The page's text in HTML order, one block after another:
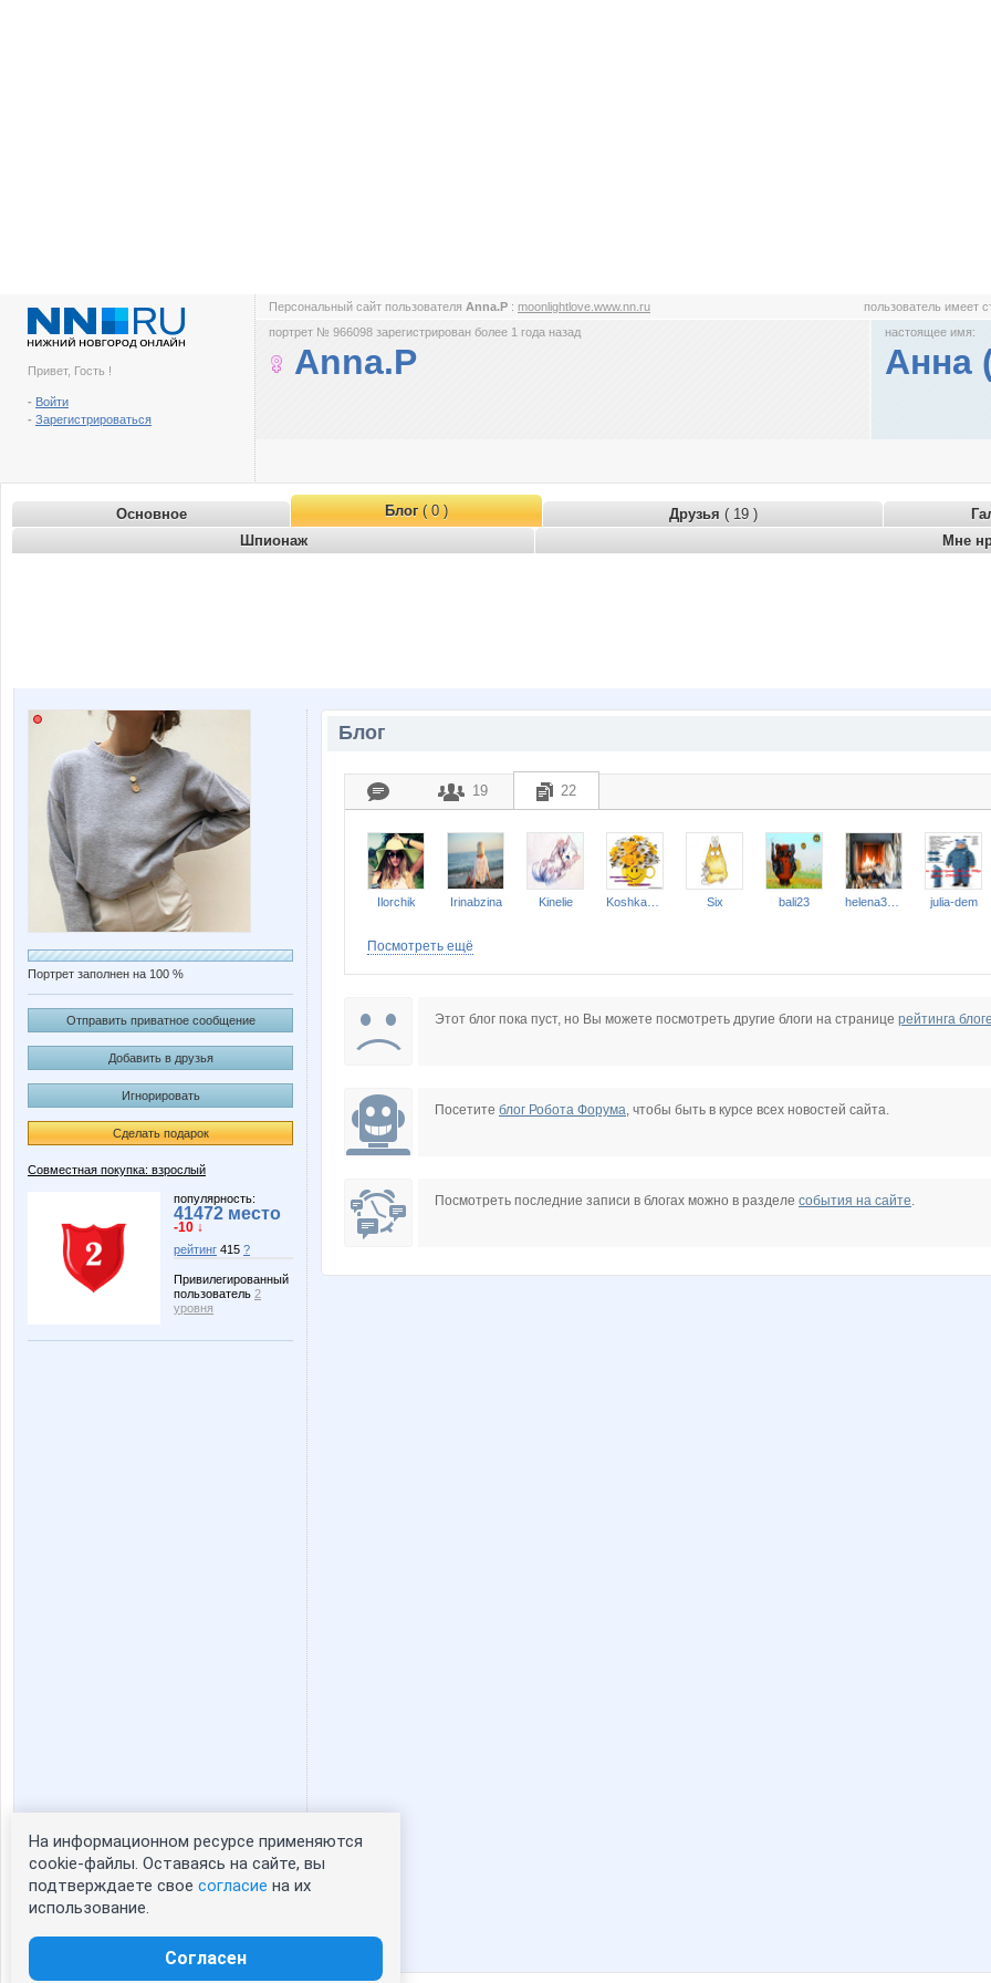
Привет, Гость !
- Войти
- Зарегистрироваться
Персональный сайт пользователя Anna.P : moonlightlove.www.nn.ru пользователь имеет
портрет № 966098 зарегистрирован более 1 года назад
Anna.P
настоящее имя:
Анна
Основное Блог( 0 ) Друзья ( 19 )
Шпионаж
Мне
Портрет заполнен на 100 %
Отправить приватное сообщение
Добавить в друзья
Игнорировать
Сделать подарок
Совместная покупка: взрослый
популярность:
41472 место
-10 ↓
рейтинг 415 ?
Привилегированный
пользователь 2
уровня
Статистика портрета:
сейчас просматривают портрет - 0
зарегистрированные пользователи
Блог
19 22
Ilorchik Irinabzina Kinelie Six bali23 julia-dem
Посмотреть ещё
Этот блог пока пуст, но Вы можете посмотреть другие блоги на странице рейтинга
Посетите блог Робота Форума, чтобы быть в курсе всех новостей сайта.
Посмотреть последние записи в блогах можно в разделе события на сайте.
На информационном ресурсе применяются
cookie-файлы. Оставаясь на сайте, вы
подтверждаете свое согласие на их
использование.
Согласен